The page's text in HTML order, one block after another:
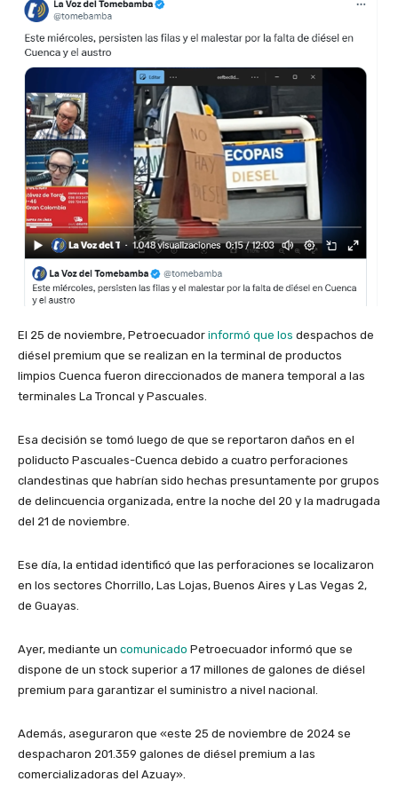
El 25 de noviembre, Petroecuador informó que los despachos de
diésel premium que se realizan en la terminal de productos
limpios Cuenca fueron direccionados de manera temporal a las
terminales La Troncal y Pascuales.
Esa decisión se tomó luego de que se reportaron daños en el
poliducto Pascuales-Cuenca debido a cuatro perforaciones
clandestinas que habrían sido hechas presuntamente por grupos
de delincuencia organizada, entre la noche del 20 y la madrugada
del 21 de noviembre.
Ese día, la entidad identificó que las perforaciones se localizaron
en los sectores Chorrillo, Las Lojas, Buenos Aires y Las Vegas 2,
de Guayas.
Ayer, mediante un comunicado Petroecuador informó que se
dispone de un stock superior a 17 millones de galones de diésel
premium para garantizar el suministro a nivel nacional.
Además, aseguraron que «este 25 de noviembre de 2024 se
despacharon 201.359 galones de diésel premium a las
comercializadoras del Azuay».